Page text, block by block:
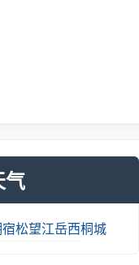
气
宿松望江岳西桐城